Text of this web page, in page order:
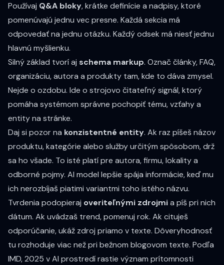
Používaj Q&A bloky, krátke definície a nadpisy, ktoré
pomenúvajú jednu vec presne. Každá sekcia má
odpovedať na jednu otázku. Každý odsek má niesť jednu
hlavnú myšlienku.
Silný základ tvorí aj schema markup. Označ články, FAQ,
organizáciu, autora a produkty tam, kde to dáva zmysel.
Nejde o ozdobu. Ide o strojovo čitateľný signál, ktorý
pomáha systémom správne pochopiť tému, vzťahy a
entity na stránke.
Daj si pozor na konzistentné entity. Ak raz píšeš názov
produktu, kategórie alebo služby určitým spôsobom, drž
sa ho všade. To isté platí pre autora, firmu, lokality a
odborné pojmy. AI model lepšie spája informácie, keď mu
ich nerozbíjaš piatimi variantmi toho istého názvu.
Tvrdenia podopieraj overiteľnými zdrojmia píš pri nich
dátum. Ak uvádzaš trend, pomenuj rok. Ak cituješ
odporúčanie, ukáž zdroj priamo v texte. Dôveryhodnosť
tu rozhoduje viac než pri bežnom blogovom texte. Podľa
IMD, 2025 v AI prostredí rastie význam prítomnosti